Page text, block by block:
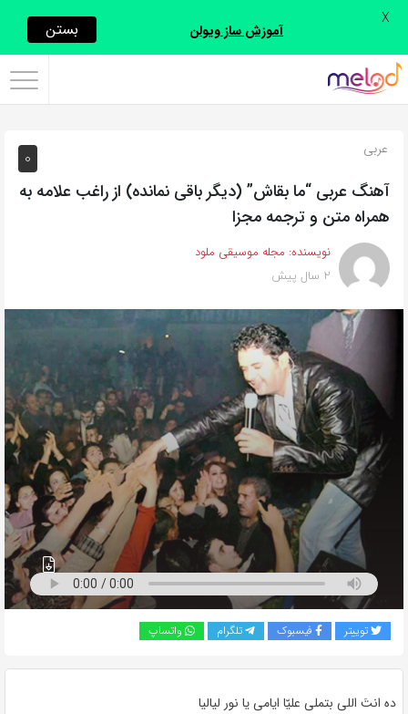
اشتراک
با
روش‌های
زیر
این
صفحه
را
خود
اشتراک
بگذارید.
کپی
لینک
0 عربی
آهنگ عربی “ما بقاش” (دیگر باقی نمانده) از راغب علامه به
همراه متن و ترجمه مجزا
نویسنده: مجله موسیقی ملود
2 سال پیش
توییتر فیسبوک تلگرام واتساپ
ده انتَ اللى بتملى عليّا ايامى يا نور لياليا
آموزش ساز ویولن بستن X